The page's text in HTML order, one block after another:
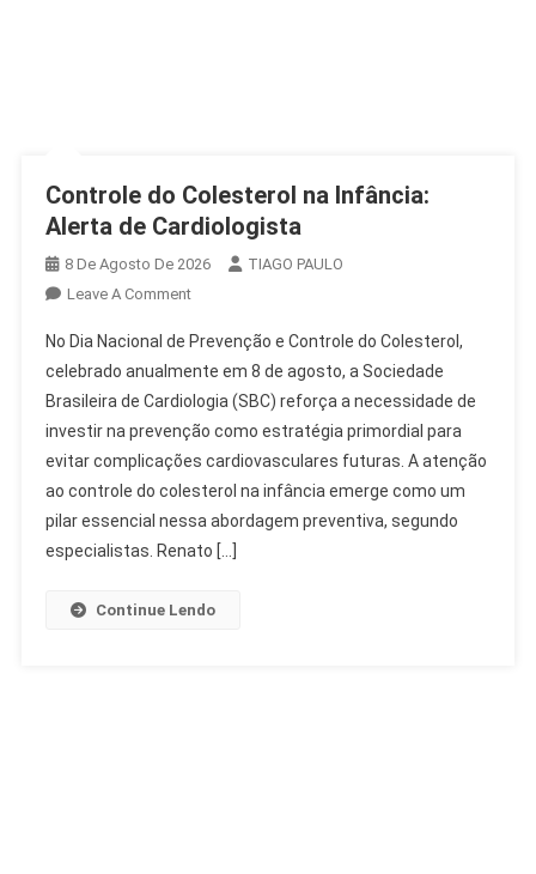
Controle do Colesterol na Infância:
Alerta de Cardiologista
8 De Agosto De 2026
TIAGO PAULO
Leave A CommentOn
Do
Colesterol
Na
Infância:
Alerta
De
Cardiologista
No Dia Nacional de Prevenção e Controle do Colesterol,
celebrado anualmente em 8 de agosto, a Sociedade
Brasileira de Cardiologia (SBC) reforça a necessidade de
investir na prevenção como estratégia primordial para
evitar complicações cardiovasculares futuras. A atenção
ao controle do colesterol na infância emerge como um
pilar essencial nessa abordagem preventiva, segundo
especialistas. Renato […]
Continue Lendo